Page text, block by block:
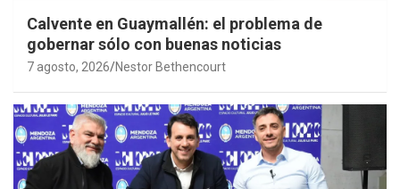
Calvente en Guaymallén: el problema de
gobernar sólo con buenas noticias
7 agosto, 2026 Nestor Bethencourt